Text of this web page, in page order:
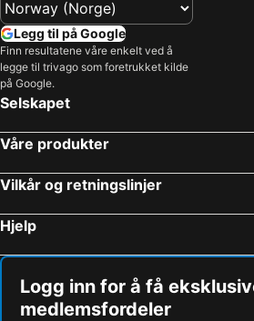
Hoteller i Phuket
Hoteller i Västra Götalands län
Hoteller i Kypros
Hoteller i Amalfikysten
Hoteller i Split-Dalmatien
Hoteller i Lübecker Bucht
Legg til på Google
Finn resultatene våre enkelt ved å
legge til trivago som foretrukket kilde
på Google.
Selskapet
Våre produkter
Vilkår og retningslinjer
Hjelp
Logg inn for å få
medlemsfordeler